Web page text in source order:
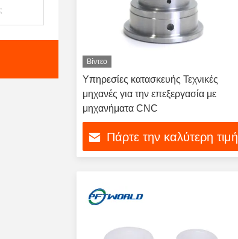
Βίντεο
Υπηρεσίες κατασκευής Τεχνικές
μηχανές για την επεξεργασία με
μηχανήματα CNC
Πάρτε την καλύτερη τιμή